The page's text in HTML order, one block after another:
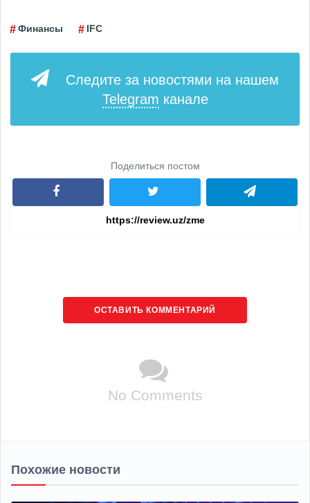
Финансы IFC
Следите за новостями на нашем
Telegram канале
Поделиться постом
ОСТАВИТЬ КОММЕНТАРИЙ
No Comments
Похожие новости